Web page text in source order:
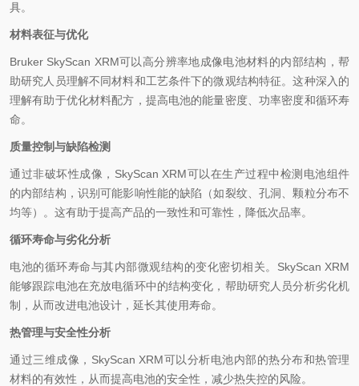
具。
材料表征与优化
Bruker SkyScan XRM可以高分辨率地成像电池材料的内部结构，帮
助研究人员理解不同材料和工艺条件下的微观结构特征。这种深入的
理解有助于优化材料配方，提高电池的能量密度、功率密度和循环寿
命。
质量控制与缺陷检测
通过非破坏性成像，SkyScan XRM可以在生产过程中检测电池组件
的内部结构，识别可能影响性能的缺陷（如裂纹、孔洞、颗粒分布不
均等）。这有助于提高产品的一致性和可靠性，降低次品率。
循环寿命与劣化分析
电池的循环寿命与其内部微观结构的变化密切相关。SkyScan XRM
能够跟踪电池在充放电循环中的结构变化，帮助研究人员分析劣化机
制，从而改进电池设计，延长其使用寿命。
热管理与安全性分析
通过三维成像，SkyScan XRM可以分析电池内部的热分布和热管理
材料的有效性，从而提高电池的安全性，减少热失控的风险。